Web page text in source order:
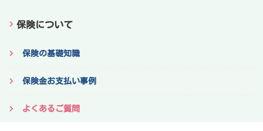
保険について
保険の基礎知識
保険金お支払い事例
よくあるご質問